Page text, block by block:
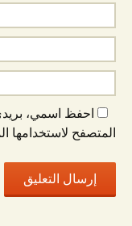
احفظ اسمي،
المتصفح لاستخدامها